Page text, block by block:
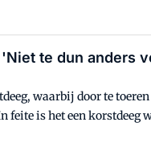
te dun anders
waarbij door te
feite is het een